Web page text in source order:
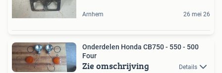
Arnhem 26 mei 26
Onderdelen Honda CB750 - 550 - 500
Four
Zie omschrijving Details